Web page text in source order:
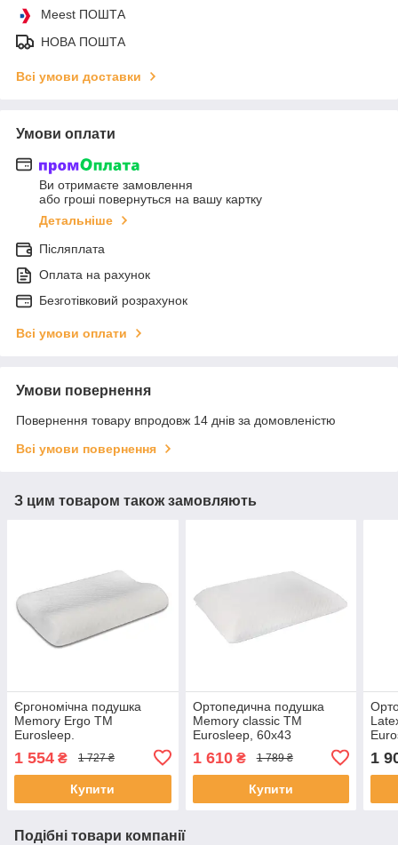
Meest ПОШТА
НОВА ПОШТА
Всі умови доставки
Умови оплати
Ви отримаєте замовлення
або гроші повернуться на вашу картку
Детальніше
Післяплата
Оплата на рахунок
Безготівковий розрахунок
Всі умови оплати
Умови повернення
Повернення товару впродовж 14 днів за домовленістю
Всі умови повернення
З цим товаром також замовляють
Єргономічна подушка
Memory Ergo TM
Eurosleep.
1 554 ₴ 1 727 ₴
Купити
Ортопедична подушка
Memory classic TM
Eurosleep, 60х43
1 610₴ 1 789 ₴
Купити
1
Подібні товари компанії